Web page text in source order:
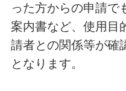
った方からの申請で
案内書など、使用目
請者との関係等が確
となります。